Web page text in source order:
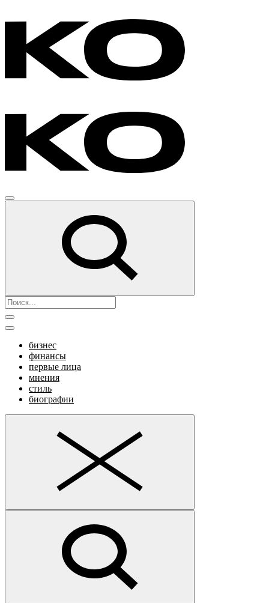
бизнес
финансы
первые лица
мнения
стиль
биографии